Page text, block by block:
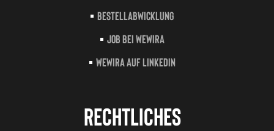
Bestellabwicklung
Job bei Wewira
Wewira auf LinkedIn
Rechtliches